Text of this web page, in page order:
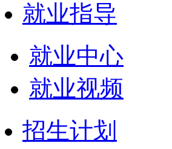
就业指导
就业中心
就业视频
招生计划